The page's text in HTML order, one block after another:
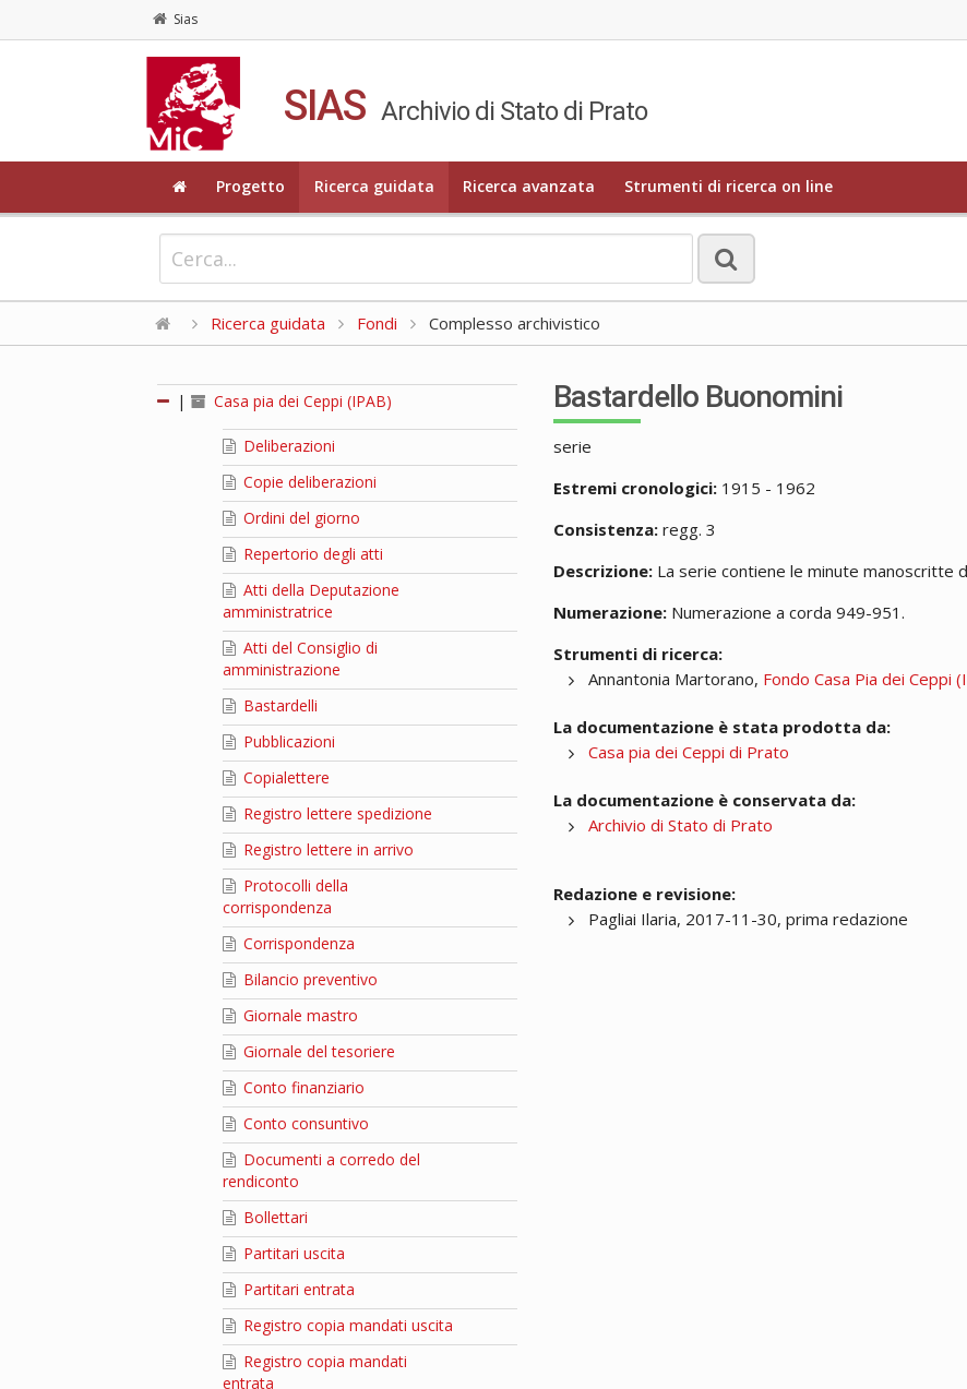
Sias
SIAS Archivio di Stato di Prato
Progetto Ricerca guidata Ricerca avanzata Strumenti di ricerca on line
Ricerca guidata Fondi Complesso archivistico
| Casa pia dei Ceppi (IPAB)
Deliberazioni
Copie deliberazioni
Ordini del giorno
Repertorio degli atti
Atti della Deputazione
amministratrice
Atti del Consiglio di
amministrazione
Bastardelli
Pubblicazioni
Copialettere
Registro lettere spedizione
Registro lettere in arrivo
Protocolli della
corrispondenza
Corrispondenza
Bilancio preventivo
Giornale mastro
Giornale del tesoriere
Conto finanziario
Conto consuntivo
Documenti a corredo del
rendiconto
Bollettari
Partitari uscita
Partitari entrata
Registro copia mandati uscita
Registro copia mandati
entrata
Bastardello Buonomini
serie
Estremi cronologici: 1915 - 1962
Consistenza: regg. 3
Descrizione: La serie contiene le minute manoscritte
Numerazione: Numerazione a corda 949-951.
Strumenti di ricerca:
Annantonia Martorano, Fondo Casa Pia dei Ceppi
La documentazione è stata prodotta da:
Casa pia dei Ceppi di Prato
La documentazione è conservata da:
Archivio di Stato di Prato
Redazione e revisione:
Pagliai Ilaria, 2017-11-30, prima redazione